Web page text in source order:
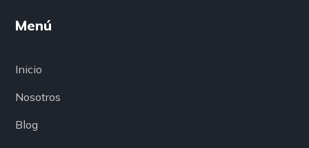
Menú
Inicio
Nosotros
Blog